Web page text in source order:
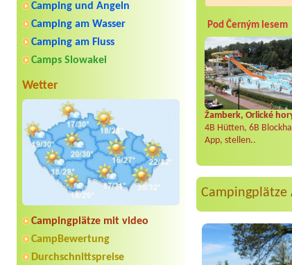
Camping und Angeln
Camping am Wasser
Camping am Fluss
Camps Slowakei
Wetter
Campingplätze mit video
CampBewertung
Durchschnittspreise
Pod Černým lesem
Žamberk, Orlické
4B Hütten, 6B
App, stellen..
Campingplätze